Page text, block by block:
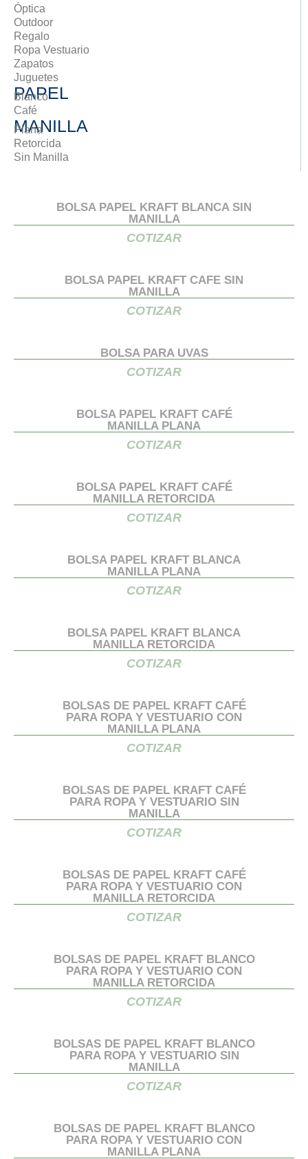
Óptica
Outdoor
Regalo
Ropa Vestuario
Zapatos
Juguetes
PAPEL
Blanco
Café
MANILLA
Plana
Retorcida
Sin Manilla
BOLSA PAPEL KRAFT BLANCA SIN
MANILLA
COTIZAR
BOLSA PAPEL KRAFT CAFE SIN
MANILLA
COTIZAR
BOLSA PARA UVAS
COTIZAR
BOLSA PAPEL KRAFT CAFÉ
MANILLA PLANA
COTIZAR
BOLSA PAPEL KRAFT CAFÉ
MANILLA RETORCIDA
COTIZAR
BOLSA PAPEL KRAFT BLANCA
MANILLA PLANA
COTIZAR
BOLSA PAPEL KRAFT BLANCA
MANILLA RETORCIDA
COTIZAR
BOLSAS DE PAPEL KRAFT CAFÉ
PARA ROPA Y VESTUARIO CON
MANILLA PLANA
COTIZAR
BOLSAS DE PAPEL KRAFT CAFÉ
PARA ROPA Y VESTUARIO SIN
MANILLA
COTIZAR
BOLSAS DE PAPEL KRAFT CAFÉ
PARA ROPA Y VESTUARIO CON
MANILLA RETORCIDA
COTIZAR
BOLSAS DE PAPEL KRAFT BLANCO
PARA ROPA Y VESTUARIO CON
MANILLA RETORCIDA
COTIZAR
BOLSAS DE PAPEL KRAFT BLANCO
PARA ROPA Y VESTUARIO SIN
MANILLA
COTIZAR
BOLSAS DE PAPEL KRAFT BLANCO
PARA ROPA Y VESTUARIO CON
MANILLA PLANA